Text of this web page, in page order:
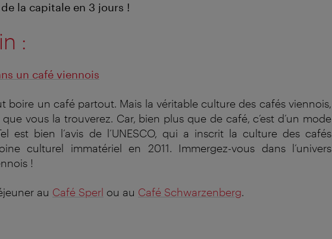
la capitale en 3 jours !
:
un café viennois
boire un café partout. Mais la véritable culture des cafés viennois,
que vous la trouverez. Car, bien plus que de café, c’est d’un mode
est bien l’avis de l’UNESCO, qui a inscrit la culture des cafés
culturel immatériel en 2011. Immergez-vous dans l’univers
!
au Café Sperl ou au Café Schwarzenberg.